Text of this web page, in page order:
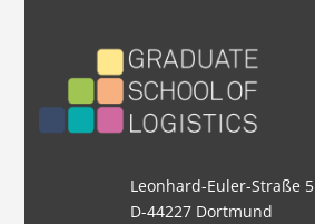
Leonhard-Euler-Straße 5
D-44227 Dortmund